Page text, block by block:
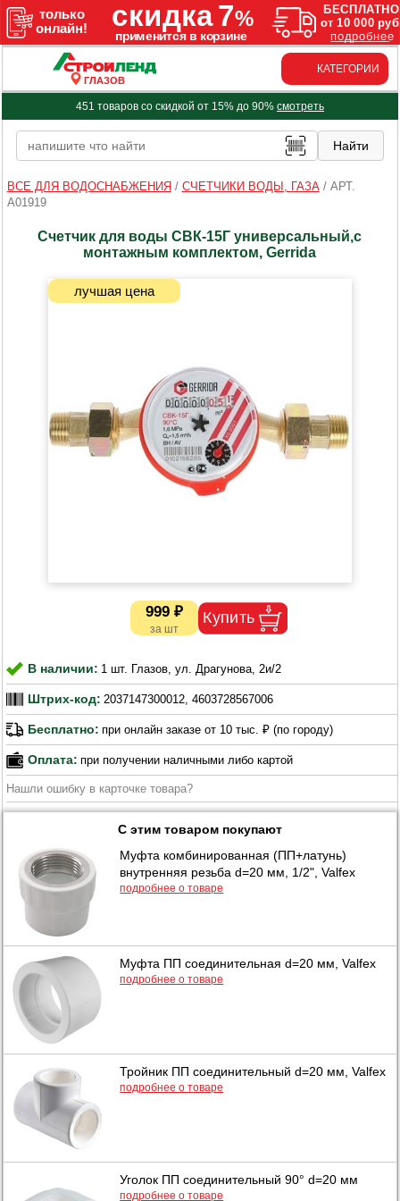
ГЛАЗОВ
КАТЕГОРИИ
451 товаров со скидкой от 15% до 90% смотреть
ВСЕ ДЛЯ ВОДОСНАБЖЕНИЯ / СЧЕТЧИКИ ВОДЫ, ГАЗА/ АРТ.
A01919
Счетчик для воды СВК-15Г универсальный,c
монтажным комплектом, Gerrida
999 ₽
В наличии: 1 шт. Глазов, ул. Драгунова, 2и/2
Штрих-код: 2037147300012, 4603728567006
Бесплатно: при онлайн заказе от 10 тыс. ₽ (по городу)
Оплата: при получении наличными либо картой
Нашли ошибку в карточке товара?
С этим товаром покупают
Муфта комбинированная (ПП+латунь)
внутренняя резьба d=20 мм, 1/2", Valfex
подробнее о товаре
Муфта ПП соединительная d=20 мм, Valfex
подробнее о товаре
Тройник ПП соединительный d=20 мм, Valfex
подробнее о товаре
Уголок ПП соединительный 90° d=20 мм
подробнее о товаре